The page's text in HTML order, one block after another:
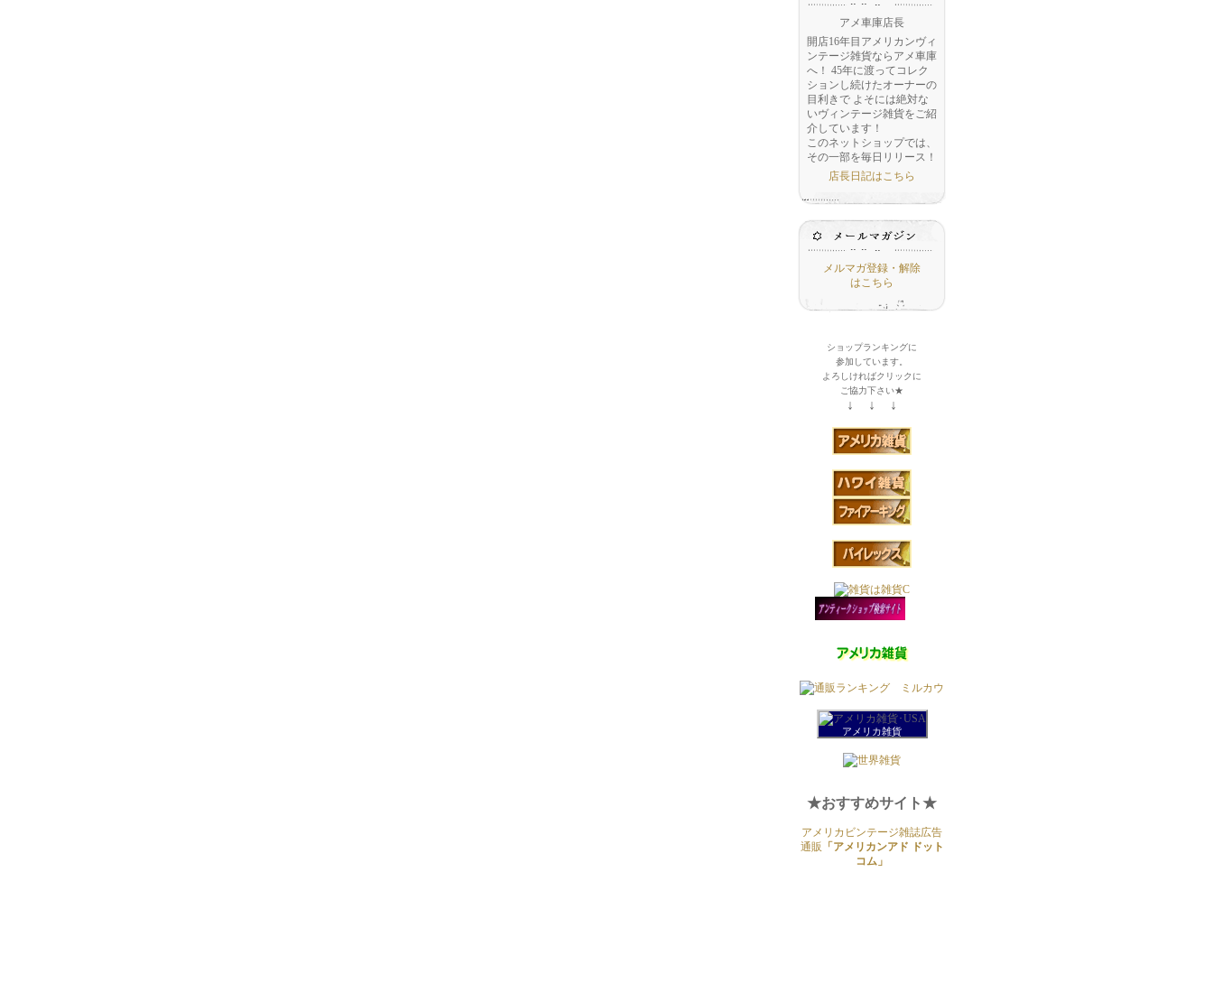
アメ車庫店長
開店16年目アメリカンヴィ
ンテージ雑貨ならアメ車庫
へ！ 45年に渡ってコレク
ションし続けたオーナーの
目利きで よそには絶対な
いヴィンテージ雑貨をご紹
介しています！
このネットショップでは、
その一部を毎日リリース！
店長日記はこちら
メルマガ登録・解除
はこちら
ショップランキングに
参加しています。
よろしければクリックに
ご協力下さい★
↓ ↓ ↓
アメリカ雑貨
★おすすめサイト★
アメリカビンテージ雑誌広告
通販
「アメリカンアド ドット
コム」